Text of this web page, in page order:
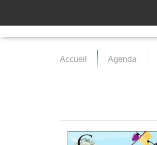
Accueil Agenda